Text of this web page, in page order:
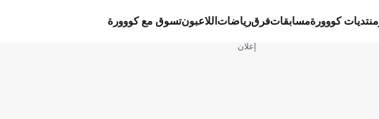
منتديات كووورةمسابقاتفرقرياضات اللاعبونتسوق مع كووورة
إعلان